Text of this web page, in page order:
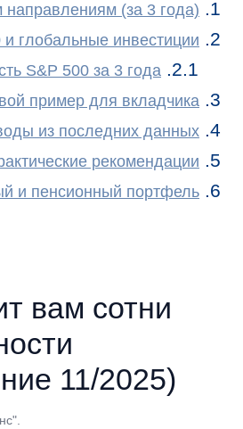
(за 3 года)
глобальные инвестиции
S&P 500 за 3 года
пример для вкладчика
из последних данных
рекомендации
и пенсионный портфель
вам сотни
11/2025)